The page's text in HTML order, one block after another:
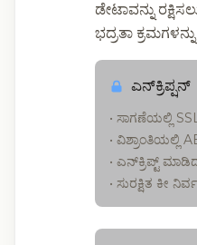
ಡೇಟಾವನ್ನು
ಭದ್ರತಾ
ಎನ್‌ಕ್ರಿಪ್ಷನ್
• ಸಾಗಣೆಯಲ್ಲಿ
• ವಿಶ್ರಾಂತಿಯಲ್ಲಿ
• ಎನ್‌ಕ್ರಿಪ್ಟ್
• ಸುರಕ್ಷಿತ ಕೀ